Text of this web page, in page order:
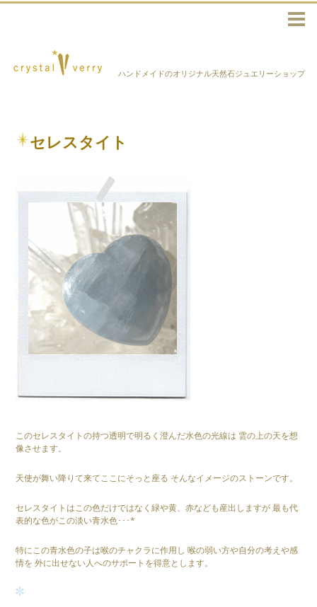
ハンドメイドのオリジナル天然石ジュエリーショップ
セレスタイト
このセレスタイトの持つ透明で明るく澄んだ水色の光線は 雲の上の天を想
像させます。
天使が舞い降りて来てここにそっと座る そんなイメージのストーンです。
セレスタイトはこの色だけではなく緑や黄、赤なども産出しますが 最も代
表的な色がこの淡い青水色･･･*
特にこの青水色の子は喉のチャクラに作用し 喉の弱い方や自分の考えや感
情を 外に出せない人へのサポートを得意とします。